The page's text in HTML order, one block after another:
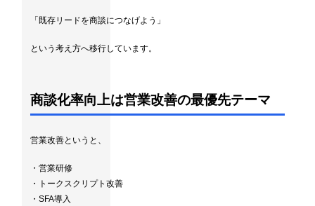
「既存リードを商談につなげよう」
という考え方へ移行しています。
商談化率向上は営業改善の最優先テーマ
営業改善というと、
・営業研修
・トークスクリプト改善
・SFA導入